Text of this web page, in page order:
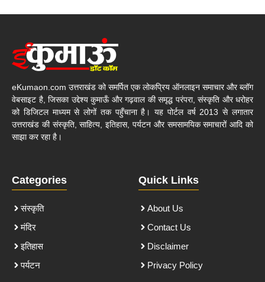
eKumaon.com उत्तराखंड को समर्पित एक लोकप्रिय ऑनलाइन समाचार और ब्लॉग
वेबसाइट है, जिसका उद्देश्य कुमाऊँ और गढ़वाल की समृद्ध परंपरा, संस्कृति और धरोहर
को डिजिटल माध्यम से लोगों तक पहुँचाना है। यह पोर्टल वर्ष 2013 से लगातार
उत्तराखंड की संस्कृति, साहित्य, इतिहास, पर्यटन और समसामयिक समाचारों आदि को
साझा कर रहा है।
Categories
संस्कृति
मंदिर
इतिहास
पर्यटन
Quick Links
About Us
Contact Us
Disclaimer
Privacy Policy